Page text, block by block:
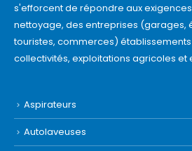
s'efforcent de répondre aux
nettoyage, des entreprises (garages,
touristes, commerces)
collectivités, exploitations agricoles et
Aspirateurs
Autolaveuses